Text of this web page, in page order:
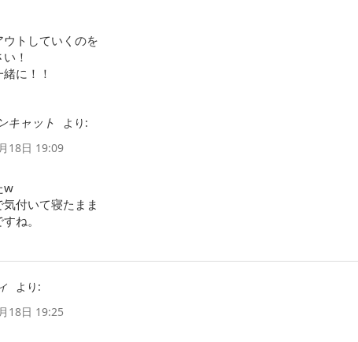
トしていくのを
！
に！！
キャット
より:
18日 19:09
w
付いて寝たまま
ね。
より:
18日 19:25